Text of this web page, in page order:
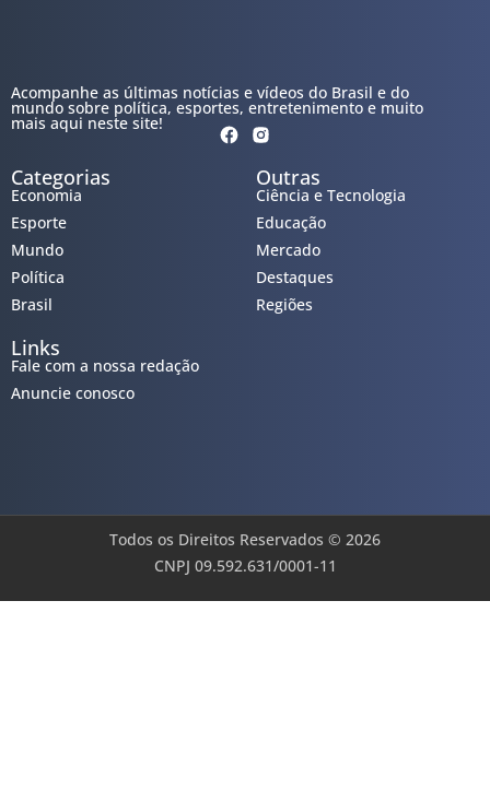
Acompanhe as últimas notícias e vídeos do Brasil e do
mundo sobre política, esportes, entretenimento e muito
mais aqui neste site!
Categorias
Economia
Esporte
Mundo
Política
Brasil
Outras
Ciência e Tecnologia
Educação
Mercado
Destaques
Regiões
Links
Fale com a nossa redação
Anuncie conosco
Todos os Direitos Reservados © 2026
CNPJ 09.592.631/0001-11